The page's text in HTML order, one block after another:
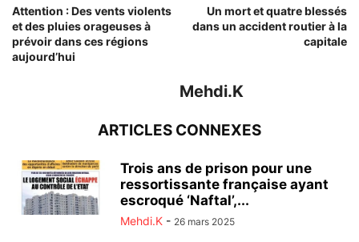
Attention : Des vents violents
et des pluies orageuses à
prévoir dans ces régions
aujourd’hui
Un mort et quatre blessés
dans un accident routier à la
capitale
Mehdi.K
ARTICLES CONNEXES
Trois ans de prison pour une
ressortissante française ayant
escroqué ‘Naftal’,...
Mehdi.K - 26 mars 2025